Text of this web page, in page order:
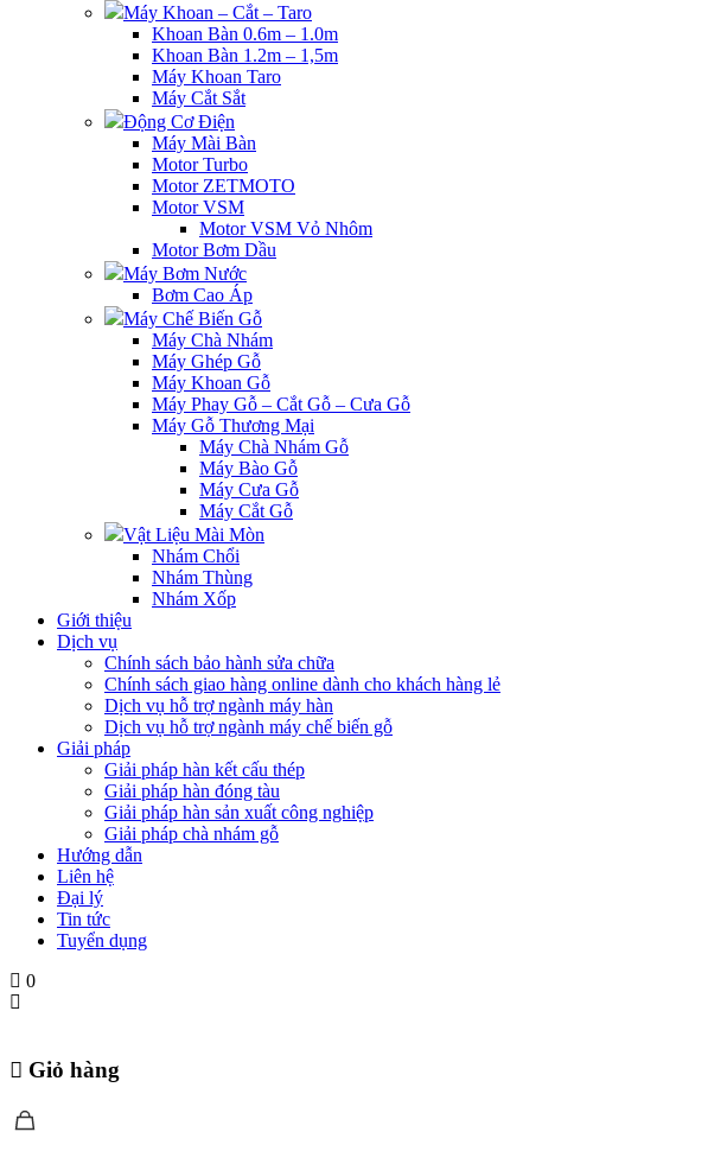
Máy Khoan – Cắt – Taro
Khoan Bàn 0.6m – 1.0m
Khoan Bàn 1.2m – 1,5m
Máy Khoan Taro
Máy Cắt Sắt
Động Cơ Điện
Máy Mài Bàn
Motor Turbo
Motor ZETMOTO
Motor VSM
Motor VSM Vỏ Nhôm
Motor Bơm Dầu
Máy Bơm Nước
Bơm Cao Áp
Máy Chế Biến Gỗ
Máy Chà Nhám
Máy Ghép Gỗ
Máy Khoan Gỗ
Máy Phay Gỗ – Cắt Gỗ – Cưa Gỗ
Máy Gỗ Thương Mại
Máy Chà Nhám Gỗ
Máy Bào Gỗ
Máy Cưa Gỗ
Máy Cắt Gỗ
Vật Liệu Mài Mòn
Nhám Chổi
Nhám Thùng
Nhám Xốp
Giới thiệu
Dịch vụ
Chính sách bảo hành sửa chữa
Chính sách giao hàng online dành cho khách hàng lẻ
Dịch vụ hỗ trợ ngành máy hàn
Dịch vụ hỗ trợ ngành máy chế biến gỗ
Giải pháp
Giải pháp hàn kết cấu thép
Giải pháp hàn đóng tàu
Giải pháp hàn sản xuất công nghiệp
Giải pháp chà nhám gỗ
Hướng dẫn
Liên hệ
Đại lý
Tin tức
Tuyển dụng
0
Giỏ hàng